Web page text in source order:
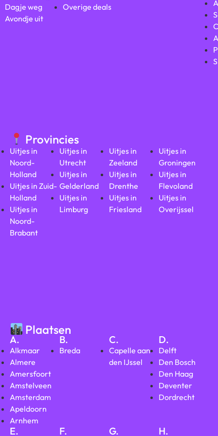
Dagje weg
Avondje uit
Overige deals
Provincies
Uitjes in
Noord-
Holland
Uitjes in Zuid-
Holland
Uitjes in
Noord-
Brabant
Uitjes in
Utrecht
Uitjes in
Gelderland
Uitjes in
Limburg
Uitjes in
Zeeland
Uitjes in
Drenthe
Uitjes in
Friesland
Uitjes in
Groningen
Uitjes in
Flevoland
Uitjes in
Overijssel
Plaatsen
A.
Alkmaar
Almere
Amersfoort
Amstelveen
Amsterdam
Apeldoorn
Arnhem
B.
Breda
C.
Capelle aan
den IJssel
D.
Delft
Den Bosch
Den Haag
Deventer
Dordrecht
E. F. G. H.